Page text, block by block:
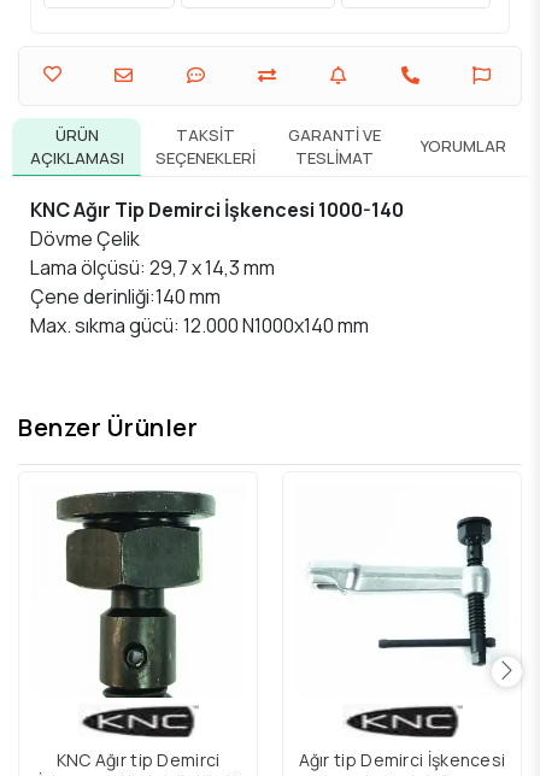
ÜRÜN
AÇIKLAMASI
TAKSIT
SEÇENEKLERI
GARANTI VE
TESLIMAT
YORUMLAR
KNC Ağır Tip Demirci İşkencesi 1000-140
Dövme Çelik
Lama ölçüsü: 29,7 x 14,3 mm
Çene derinliği:140 mm
Max. sıkma gücü: 12.000 N1000x140 mm
Benzer Ürünler
KNC Ağır tip Demirci
Ağır tip Demirci İşkencesi